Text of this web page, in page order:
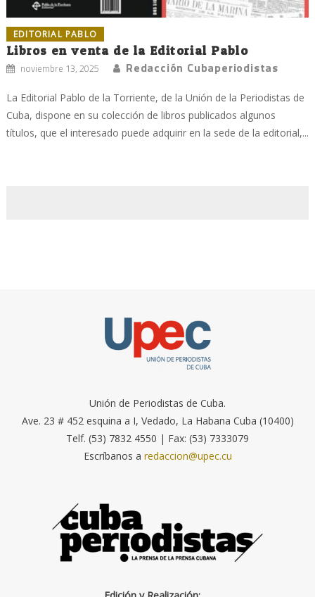
EDITORIAL PABLO
Libros en venta de la Editorial Pablo
noviembre 13, 2025 Redacción Cubaperiodistas
La Editorial Pablo de la Torriente, de la Unión de la Periodistas de
Cuba, dispone en su colección de libros publicados algunos
títulos, que el interesado puede adquirir en la sede de la editorial,...
Unión de Periodistas de Cuba.
Ave. 23 # 452 esquina a I, Vedado, La Habana Cuba (10400)
Telf. (53) 7832 4550 | Fax: (53) 7333079
Escríbanos a redaccion@upec.cu